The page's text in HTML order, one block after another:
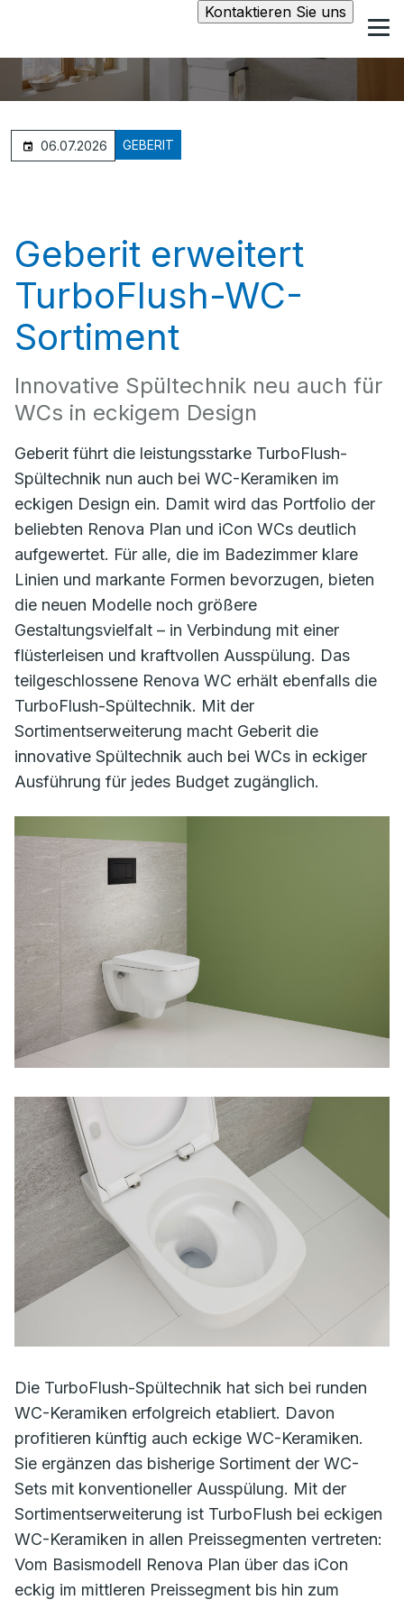
Kontaktieren Sie uns
06.07.2026 GEBERIT
Geberit erweitert
TurboFlush-WC-
Sortiment
Innovative Spültechnik neu auch für
WCs in eckigem Design
Geberit führt die leistungsstarke TurboFlush-
Spültechnik nun auch bei WC-Keramiken im
eckigen Design ein. Damit wird das Portfolio der
beliebten Renova Plan und iCon WCs deutlich
aufgewertet. Für alle, die im Badezimmer klare
Linien und markante Formen bevorzugen, bieten
die neuen Modelle noch größere
Gestaltungsvielfalt – in Verbindung mit einer
flüsterleisen und kraftvollen Ausspülung. Das
teilgeschlossene Renova WC erhält ebenfalls die
TurboFlush-Spültechnik. Mit der
Sortimentserweiterung macht Geberit die
innovative Spültechnik auch bei WCs in eckiger
Ausführung für jedes Budget zugänglich.
Die TurboFlush-Spültechnik hat sich bei runden
WC-Keramiken erfolgreich etabliert. Davon
profitieren künftig auch eckige WC-Keramiken.
Sie ergänzen das bisherige Sortiment der WC-
Sets mit konventioneller Ausspülung. Mit der
Sortimentserweiterung ist TurboFlush bei eckigen
WC-Keramiken in allen Preissegmenten vertreten:
Vom Basismodell Renova Plan über das iCon
eckig im mittleren Preissegment bis hin zum